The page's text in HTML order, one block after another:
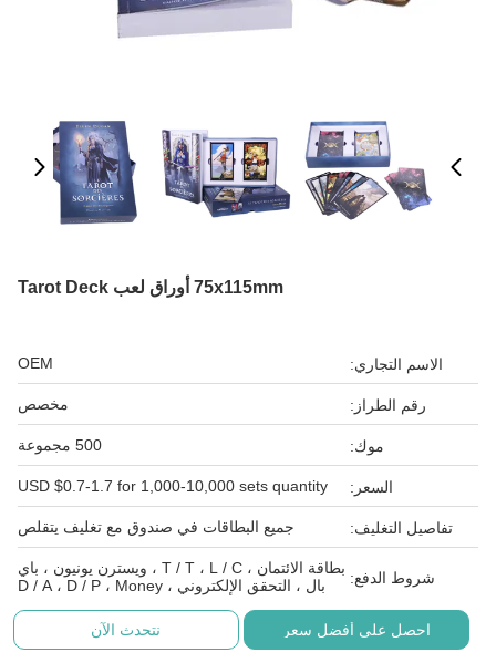
75x115mm أوراق لعب Tarot Deck
الاسم التجاري: OEM
رقم الطراز: مخصص
موك: 500 مجموعة
السعر: USD $0.7-1.7 for 1,000-10,000 sets quantity
تفاصيل التغليف: جميع البطاقات في صندوق مع تغليف يتقلص
شروط الدفع:
بطاقة الائتمان ، T / T ، L / C ، ويسترن يونيون ، باي
بال ، التحقق الإلكتروني ، D / A ، D / P ، Money
احصل على أفضل سعر نتحدث الآن